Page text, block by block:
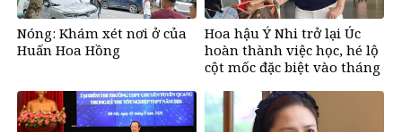
Nóng: Khám xét nơi ở của
Huấn Hoa Hồng
Hoa hậu Ý Nhi trở lại Úc
hoàn thành việc học, hé lộ
cột mốc đặc biệt vào tháng